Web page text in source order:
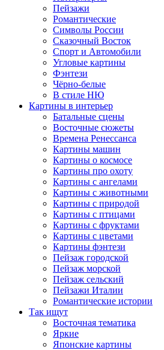
Пейзажи
Романтические
Символы России
Сказочный Восток
Спорт и Автомобили
Угловые картины
Фэнтези
Чёрно-белые
В стиле НЮ
Картины в интерьер
Батальные сцены
Восточные сюжеты
Времена Ренессанса
Картины машин
Картины о космосе
Картины про охоту
Картины с ангелами
Картины с животными
Картины с природой
Картины с птицами
Картины с фруктами
Картины с цветами
Картины фэнтези
Пейзаж городской
Пейзаж морской
Пейзаж сельский
Пейзажи Италии
Романтические истории
Так ищут
Восточная тематика
Яркие
Японские картины